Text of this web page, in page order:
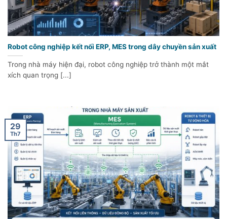
Robot công nghiệp kết nối ERP, MES trong dây chuyền sản xuất
Trong nhà máy hiện đại, robot công nghiệp trở thành một mắt
xích quan trọng [...]
29
Th7